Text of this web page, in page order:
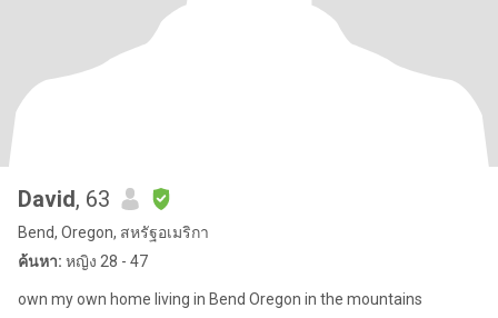
David, 63
Bend, Oregon, สหรัฐอเมริกา
ค้นหา: หญิง 28 - 47
own my own home living in Bend Oregon in the mountains